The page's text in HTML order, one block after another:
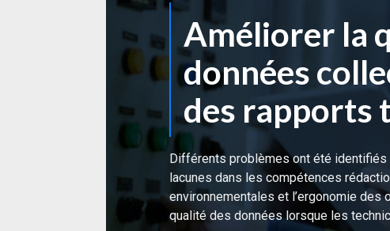
Améliorer la
données
des rapports
Différents problèmes ont été identifiés
lacunes dans les compétences
environnementales et l’ergonomie
qualité des données lorsque les